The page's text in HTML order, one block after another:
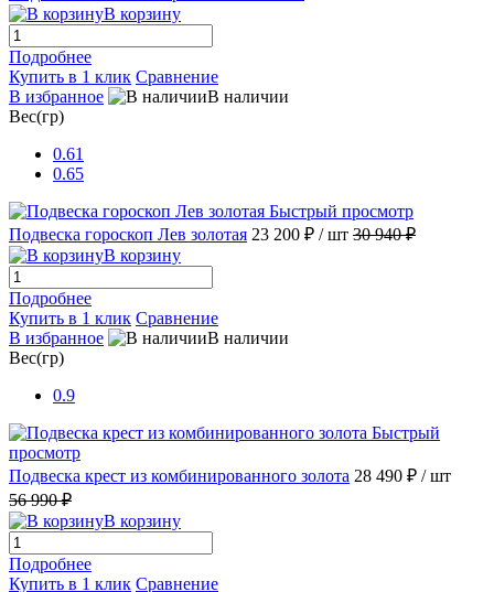
В корзину
Подробнее
Купить в 1 клик Сравнение
В избранное
В наличии
Вес(гр)
0.61
0.65
Быстрый просмотр
Подвеска гороскоп Лев золотая 23 200 ₽ / шт 30 940 ₽
В корзину
Подробнее
Купить в 1 клик Сравнение
В избранное
В наличии
Вес(гр)
0.9
Быстрый
просмотр
Подвеска крест из комбинированного золота 28 490 ₽ / шт
56 990 ₽
В корзину
Подробнее
Купить в 1 клик Сравнение